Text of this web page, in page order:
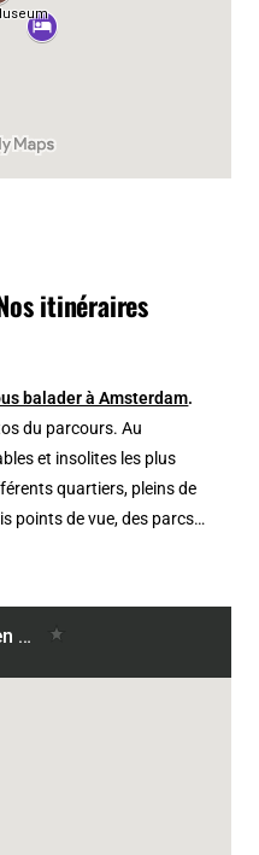
itinéraires
balader à Amsterdam.
du parcours. Au
et insolites les plus
quartiers, pleins de
points de vue, des parcs…